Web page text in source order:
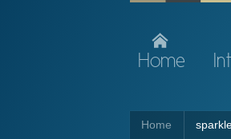
Home
Home